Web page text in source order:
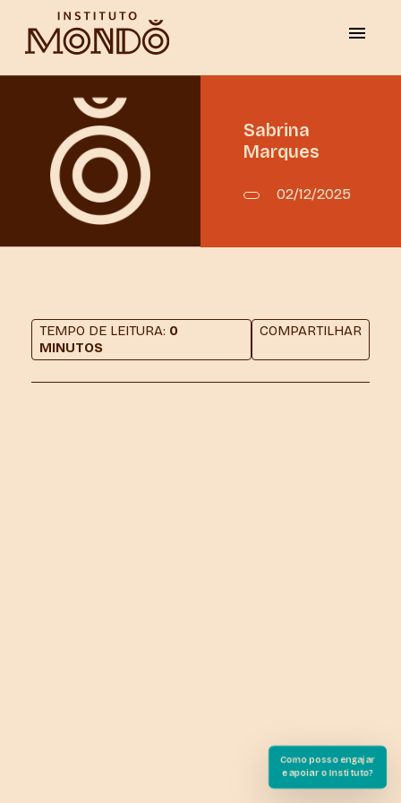
Sabrina
Marques
02/12/2025
TEMPO DE LEITURA: 0
MINUTOS
COMPARTILHAR
Como posso engajar
e apoiar o Instituto?